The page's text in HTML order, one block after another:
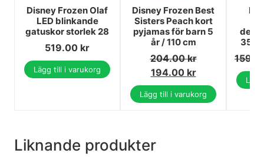
Disney Frozen Olaf
LED blinkande
gatuskor storlek 28
519.00 kr
Lägg till i varukorg
Disney Frozen Best
Sisters Peach kort
pyjamas för barn 5
år / 110 cm
204.00kr
194.00 kr
Lägg till i varukorg
Liknande produkter